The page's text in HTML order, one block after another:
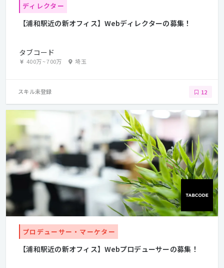
ディレクター
【浦和駅近の新オフィス】Webディレクターの募集！
タブコード
400万~700万 埼玉
スキル未登録 12
プロデューサー・マーケター
【浦和駅近の新オフィス】Webプロデューサーの募集！